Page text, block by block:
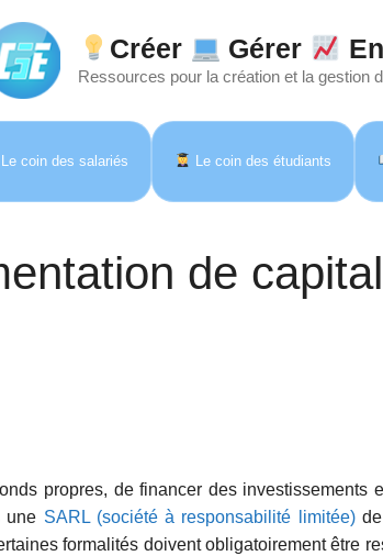
Créer Gérer
Ressources pour la création et la gestion
Le coin des salariés Le coin des étudiants
de capital
propres, de financer des investissements
une SARL (société à responsabilité limitée)de
formalités doivent obligatoirement être